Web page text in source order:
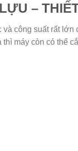
–
công suất rất lớn
thì máy còn có thể